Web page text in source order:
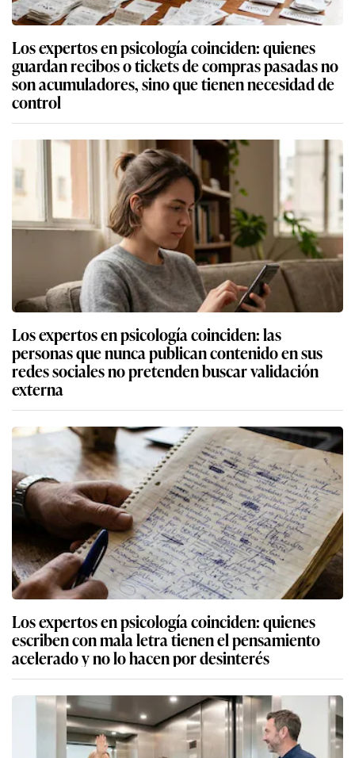
Los expertos en psicología coinciden: quienes
guardan recibos o tickets de compras pasadas no
son acumuladores, sino que tienen necesidad de
control
Los expertos en psicología coinciden: las
personas que nunca publican contenido en sus
redes sociales no pretenden buscar validación
externa
Los expertos en psicología coinciden: quienes
escriben con mala letra tienen el pensamiento
acelerado y no lo hacen por desinterés